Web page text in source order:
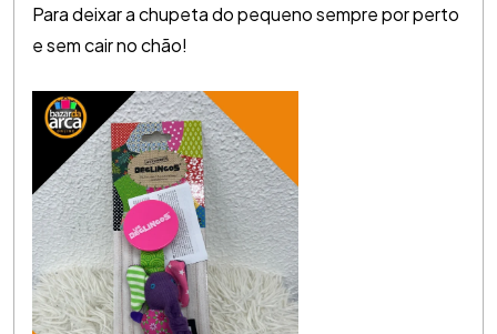
Para deixar a chupeta do pequeno sempre por perto
e sem cair no chão!